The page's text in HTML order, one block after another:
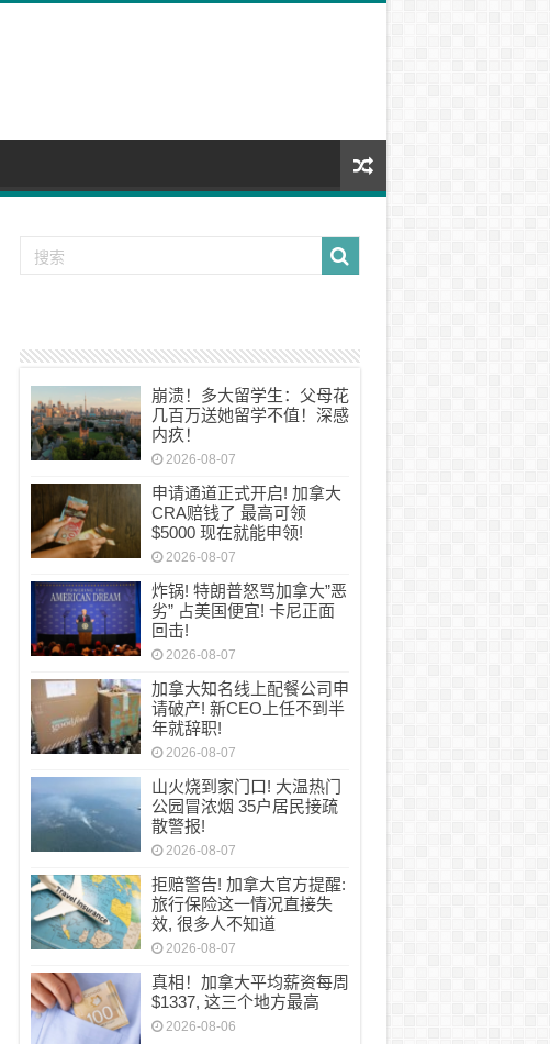
申请通道正式开启! 加拿大CRA赔钱了 最高可领
申领!
崩溃！多大留学生：父母花
几百万送她留学不值！深感
内疚！
2026-08-07
申请通道正式开启! 加拿大
CRA赔钱了 最高可领
$5000 现在就能申领!
2026-08-07
炸锅! 特朗普怒骂加拿大”恶
劣” 占美国便宜! 卡尼正面
回击!
2026-08-07
加拿大知名线上配餐公司申
请破产! 新CEO上任不到半
年就辞职!
2026-08-07
山火烧到家门口! 大温热门
公园冒浓烟 35户居民接疏
散警报!
2026-08-07
拒赔警告! 加拿大官方提醒:
旅行保险这一情况直接失
效, 很多人不知道
2026-08-07
真相！加拿大平均薪资每周
$1337, 这三个地方最高
2026-08-06